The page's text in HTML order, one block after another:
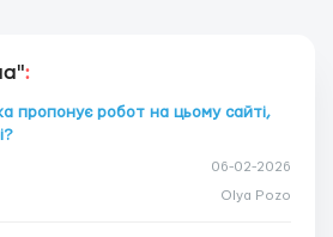
:
пропонує робот на цьому сайті,
06-02-2026
Olya Pozo